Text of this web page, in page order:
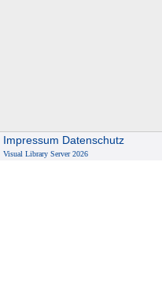
Impressum Datenschutz
Visual Library Server 2026